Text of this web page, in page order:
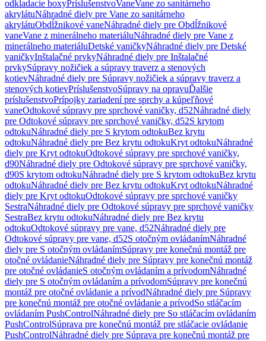
odkladacie boxyPríslušenstvoVaneVane zo sanitárneho
akrylátuNáhradné diely pre Vane zo sanitárneho
akrylátuObdĺžnikové vaneNáhradné diely pre Obdĺžnikové
vaneVane z minerálneho materiáluNáhradné diely pre Vane z
minerálneho materiáluDetské vaničkyNáhradné diely pre Detské
vaničkyInštalačné prvkyNáhradné diely pre Inštalačné
prvkySúpravy nožičiek a súpravy traverz a stenových
kotievNáhradné diely pre Súpravy nožičiek a súpravy traverz a
stenových kotievPríslušenstvoSúpravy na opravuĎalšie
príslušenstvoPrípojky zariadení pre sprchy a kúpeľňové
vaneOdtokové súpravy pre sprchové vaničky, d52Náhradné diely
pre Odtokové súpravy pre sprchové vaničky, d52S krytom
odtokuNáhradné diely pre S krytom odtokuBez krytu
odtokuNáhradné diely pre Bez krytu odtokuKryt odtokuNáhradné
diely pre Kryt odtokuOdtokové súpravy pre sprchové vaničky,
d90Náhradné diely pre Odtokové súpravy pre sprchové vaničky,
d90S krytom odtokuNáhradné diely pre S krytom odtokuBez krytu
odtokuNáhradné diely pre Bez krytu odtokuKryt odtokuNáhradné
diely pre Kryt odtokuOdtokové súpravy pre sprchové vaničky
SestraNáhradné diely pre Odtokové súpravy pre sprchové vaničky
SestraBez krytu odtokuNáhradné diely pre Bez krytu
odtokuOdtokové súpravy pre vane, d52Náhradné diely pre
Odtokové súpravy pre vane, d52S otočným ovládanímNáhradné
diely pre S otočným ovládanímSúpravy pre konečnú montáž pre
otočné ovládanieNáhradné diely pre Súpravy pre konečnú montáž
pre otočné ovládanieS otočným ovládaním a prívodomNáhradné
diely pre S otočným ovládaním a prívodomSúpravy pre konečnú
montáž pre otočné ovládanie a prívodNáhradné diely pre Súpravy
pre konečnú montáž pre otočné ovládanie a prívodSo stláčacím
ovládaním PushControlNáhradné diely pre So stláčacím ovládaním
PushControlSúprava pre konečnú montáž pre stláčacie ovládanie
PushControlNáhradné diely pre Súprava pre konečnú montáž pre